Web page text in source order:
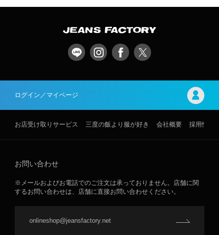
ログイン／マイページ
お店受け取りサービス 三度の飯より服が好き 会社概要 採用情報
お問い合わせ
※メールおよびお電話でのご注文は承っておりません。店舗に関
するお問い合わせは、店舗に直接お問い合わせください。
onlineshop@jeansfactory.net